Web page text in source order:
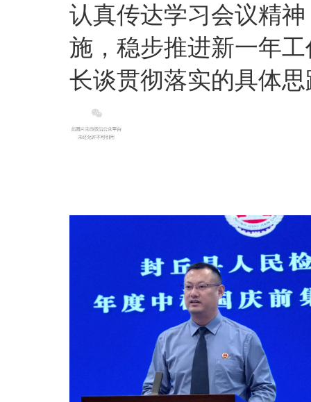
认真传达学习会议精
施，稳步推进新一年
长谈贯彻落实的具体